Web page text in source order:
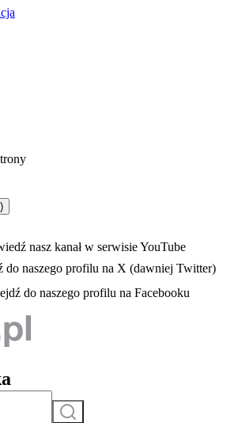
się w nowej karcie
otwiera się w nowej karcie
nasz kanał w serwisie YouTube
nowej karcie
do naszego profilu na X (dawniej Twitter)
- otwiera się w nowej karcie
do naszego profilu na Facebooku
Szukaj